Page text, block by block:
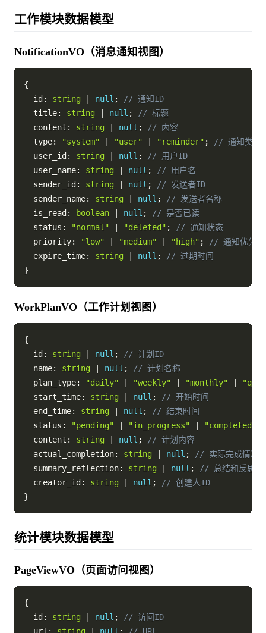
工作模块数据模型
NotificationVO（消息通知视图）
{
  id
: string null ;
// 通知ID
  title
: string null ;
// 标题
  content
: string null ;
// 内容
  type
: "system" "user" "reminder" ;
// 通知类型
  user_id
: string null ;
// 用户ID
  user_name
: string null ;
// 用户名
  sender_id
: string null ;
// 发送者ID
  sender_name
: string null ;
// 发送者名称
  is_read
: boolean null ;
// 是否已读
  status
: "normal" "deleted" ;
// 通知状态
  priority
: "low" "medium" "high" ;
// 通知优先级
  expire_time
: string null ;
// 过期时间
}
WorkPlanVO（工作计划视图）
{
  id
: string null ;
// 计划ID
  name
: string null ;
// 计划名称
  plan_type
: "daily" "weekly" "monthly"
  start_time
: string null ;
// 开始时间
  end_time
: string null ;
// 结束时间
  status
: "pending" "in_progress" "completed"
  content
: string null ;
// 计划内容
  actual_completion
: string null ;
// 实际完成情况
  summary_reflection
: string null ;
// 总结和反思
  creator_id
: string null ;
// 创建人ID
}
统计模块数据模型
PageViewVO（页面访问视图）
{
  id
: string null ;
// 访问ID